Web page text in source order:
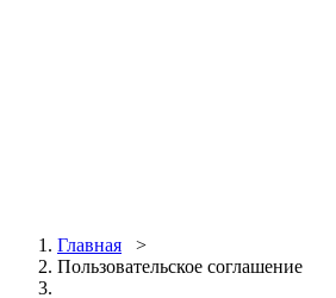
Главная >
Пользовательское соглашение